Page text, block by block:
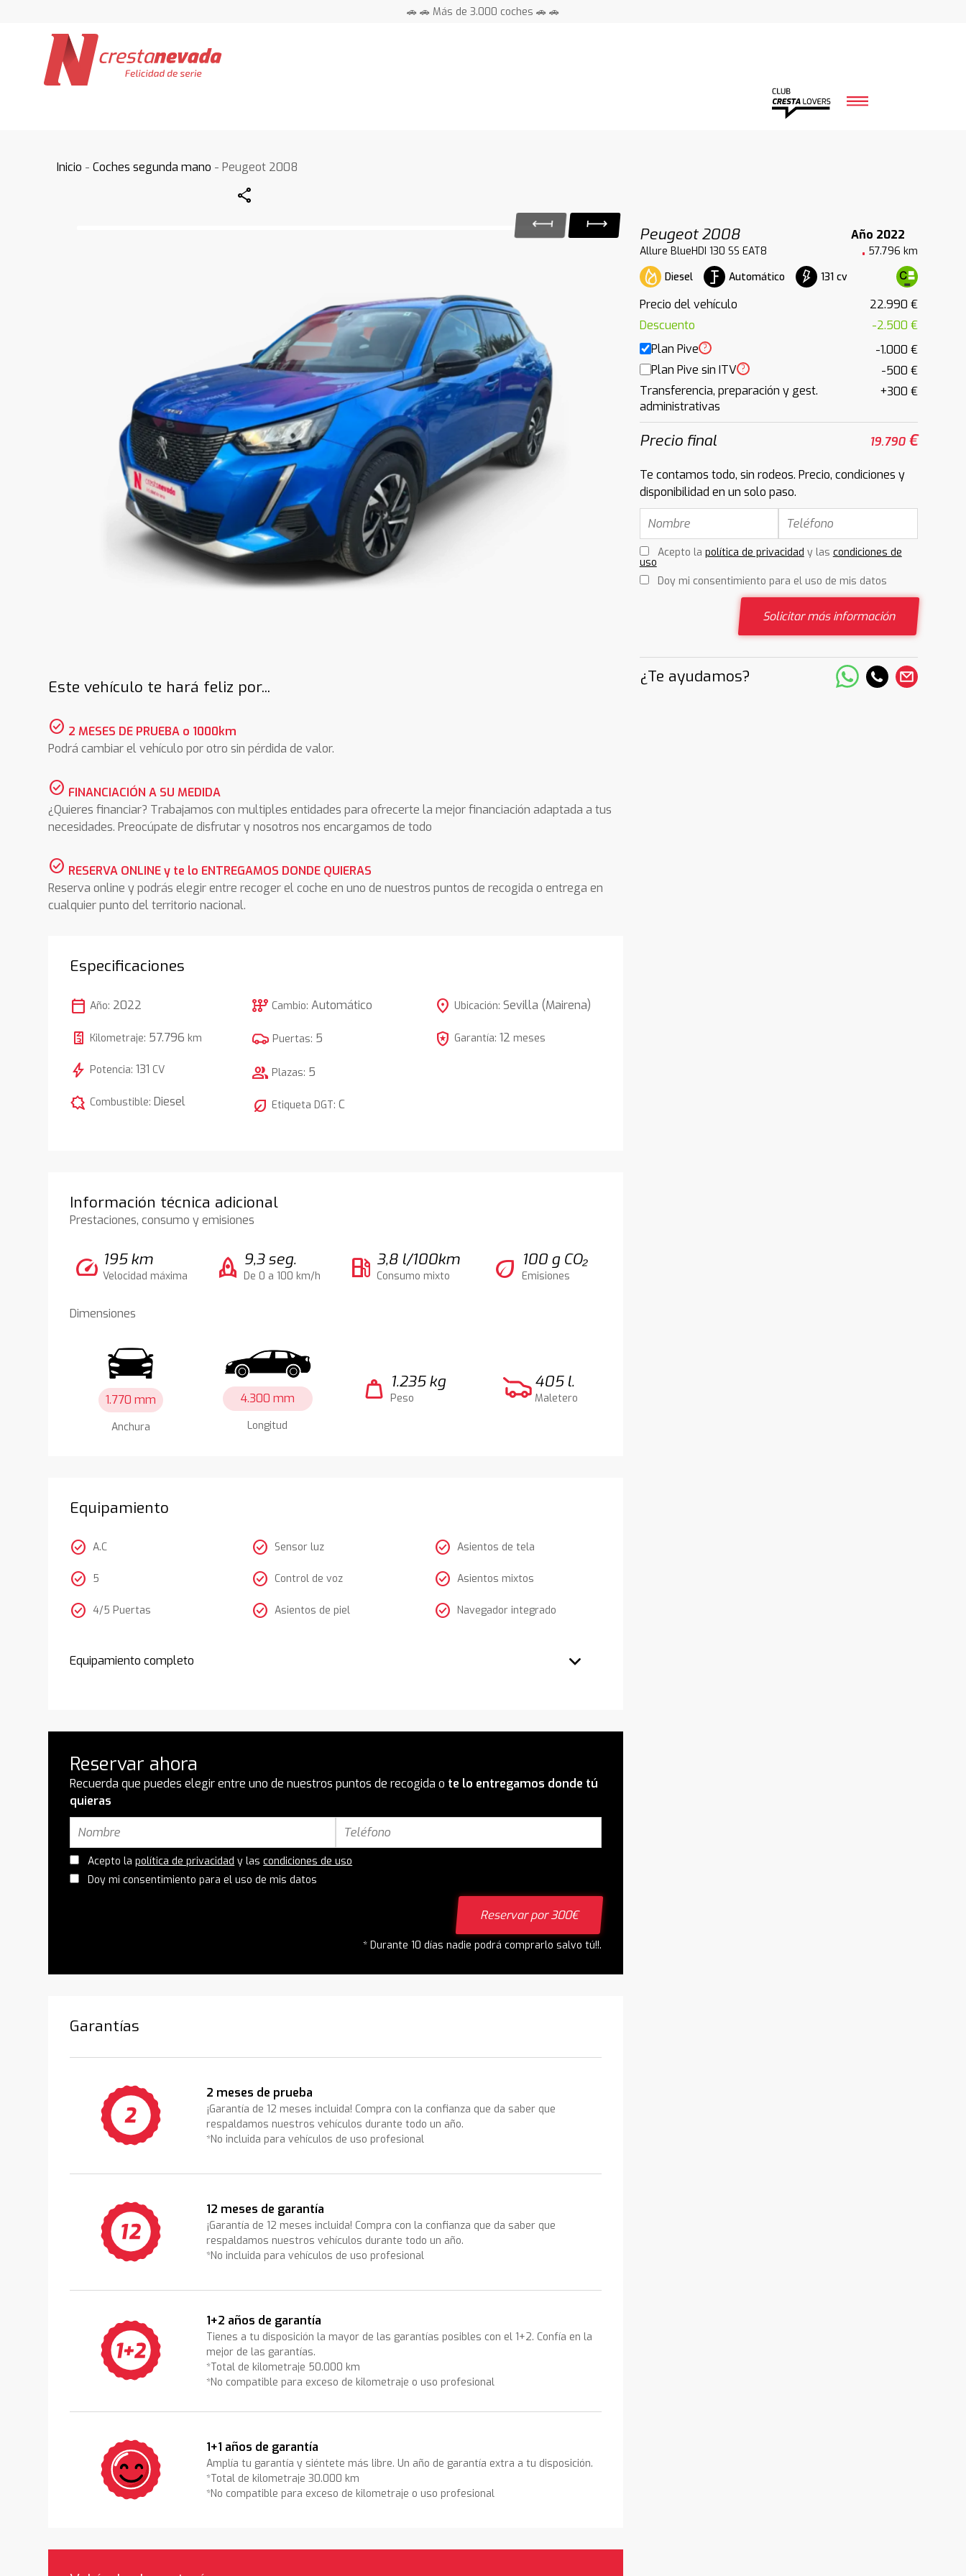
🚗 🚗 Más de 3.000 coches 🚗 🚗
Inicio -Coches segunda mano - Peugeot 2008
Share
Peugeot 2008
Año 2022
Allure BlueHDI 130 SS EAT8
57.796 km
Diesel
Automático 131 cv
Precio del vehículo
22.990 €
Descuento
-2.500 €
Plan Pive ?
-1.000 €
Plan Pive sin ITV ?
-500 €
Transferencia, preparación y gest.
administrativas
+300 €
Precio final 19.790€
Te contamos todo, sin rodeos. Precio, condiciones y
disponibilidad en un solo paso.
Acepto la política de privacidad y las condiciones de
uso
Doy mi consentimiento para el uso de mis datos
Solicitar más información
¿Te ayudamos?
Este vehículo te hará feliz por...
check_circle 2 MESES DE PRUEBA o 1000km
Podrá cambiar el vehículo por otro sin pérdida de valor.
check_circle FINANCIACIÓN A SU MEDIDA
¿Quieres financiar? Trabajamos con multiples entidades para ofrecerte la mejor financiación adaptada a tus
necesidades. Preocúpate de disfrutar y nosotros nos encargamos de todo
check_circle RESERVA ONLINE y te lo ENTREGAMOS DONDE QUIERAS
Reserva online y podrás elegir entre recoger el coche en uno de nuestros puntos de recogida o entrega en
cualquier punto del territorio nacional.
Especificaciones
calendar_today Año: 2022
Kilometraje: 57.796 km
bolt Potencia:131 CV
comic_bubble Combustible:Diesel
auto_transmission Cambio:Automático
Puertas: 5
group Plazas: 5
nest_eco_leaf Etiqueta DGT:C
location_on Ubicación: Sevilla (Mairena)
local_police Garantía: 12 meses
Información técnica adicional
Prestaciones, consumo y emisiones
speed 195 km
Velocidad máxima rocket 9,3 seg.
De 0 a 100 km/h local_gas_station 3,8 l/100km
Consumo mixto eco 100 g CO₂
Emisiones
Dimensiones
1.770 mm
Anchura
4.300 mm
Longitud
weight 1.235 kg
Peso
405 l.
Maletero
Equipamiento
check_circle A.C
check_circle 5
check_circle 4/5 Puertas
check_circle Sensor luz
check_circle Control de voz
check_circle Asientos de piel
check_circle Asientos de tela
check_circle Asientos mixtos
check_circle Navegador integrado
Equipamiento completo
Reservar ahora
Recuerda que puedes elegir entre uno de nuestros puntos de recogida o te lo entregamos donde tú
quieras
Acepto lapolítica de privacidad y lascondiciones de uso
Doy mi consentimiento para el uso de mis datos
Reservar por 300€
* Durante 10 días nadie podrá comprarlo salvo tú!!.
Garantías
2 meses de prueba
¡Garantía de 12 meses incluida! Compra con la confianza que da saber que
respaldamos nuestros vehículos durante todo un año.
*No incluida para vehículos de uso profesional
12 meses de garantía
¡Garantía de 12 meses incluida! Compra con la confianza que da saber que
respaldamos nuestros vehículos durante todo un año.
*No incluida para vehículos de uso profesional
1+2 años de garantía
Tienes a tu disposición la mayor de las garantías posibles con el 1+2. Confía en la
mejor de las garantías.
*Total de kilometraje 50.000 km
*No compatible para exceso de kilometraje o uso profesional
1+1 años de garantía
Amplía tu garantía y siéntete más libre. Un año de garantía extra a tu disposición.
*Total de kilometraje 30.000 km
*No compatible para exceso de kilometraje o uso profesional